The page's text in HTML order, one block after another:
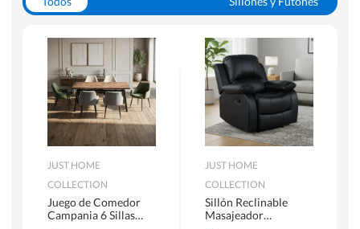
Escritorios y Sillas PC
Racks y Muebles TV
Alfombras
JUST HOME
COLLECTION
Juego de Comedor
Campania 6 Sillas
JUST HOME
COLLECTION
Sillón Reclinable
Masajeador